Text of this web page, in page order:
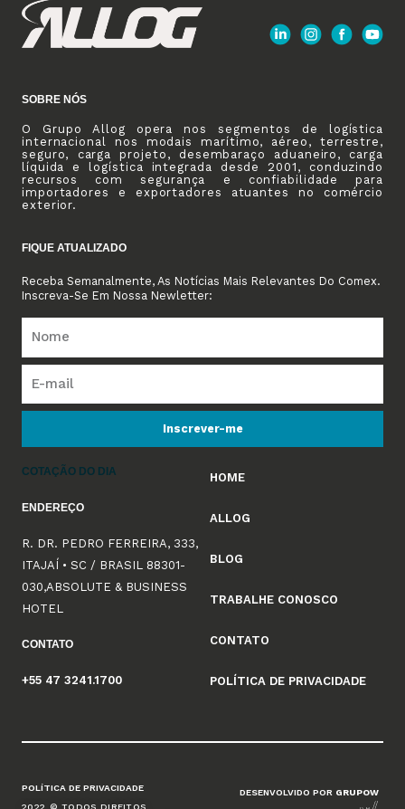
SOBRE NÓS
O Grupo Allog opera nos segmentos de logística
internacional nos modais marítimo, aéreo, terrestre,
seguro, carga projeto, desembaraço aduaneiro, carga
líquida e logística integrada desde 2001, conduzindo
recursos com segurança e confiabilidade para
importadores e exportadores atuantes no comércio
exterior.
FIQUE ATUALIZADO
Receba Semanalmente, As Notícias Mais Relevantes Do Comex.
Inscreva-Se Em Nossa Newletter:
Inscrever-me
COTAÇÃO DO DIA
ENDEREÇO
R. DR. PEDRO FERREIRA, 333,
ITAJAÍ • SC / BRASIL 88301-
030,ABSOLUTE & BUSINESS
HOTEL
CONTATO
+55 47 3241.1700
HOME
ALLOG
BLOG
TRABALHE CONOSCO
CONTATO
POLÍTICA DE PRIVACIDADE
POLÍTICA DE PRIVACIDADE
2022 © TODOS DIREITOS
DESENVOLVIDO POR GRUPOW